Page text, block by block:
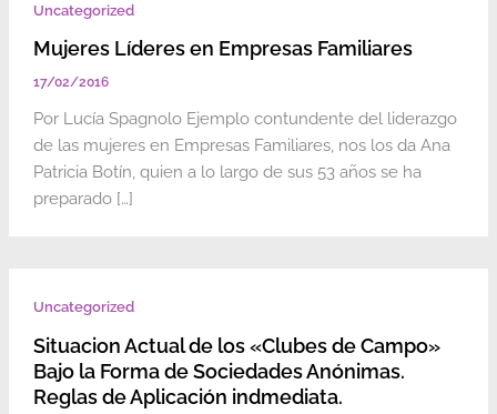
Uncategorized
Mujeres Líderes en Empresas Familiares
17/02/2016
Por Lucía Spagnolo Ejemplo contundente del liderazgo
de las mujeres en Empresas Familiares, nos los da Ana
Patricia Botín, quien a lo largo de sus 53 años se ha
preparado […]
Uncategorized
Situacion Actual de los «Clubes de Campo»
Bajo la Forma de Sociedades Anónimas.
Reglas de Aplicación indmediata.